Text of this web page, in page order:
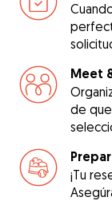
Meet
de
¡Tu